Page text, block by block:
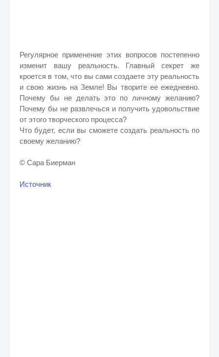
Регулярное применение этих вопросов постепенно
изменит вашу реальность. Главный секрет же
кроется в том, что вы сами создаете эту реальность
и свою жизнь на Земле! Вы творите ее ежедневно.
Почему бы не делать это по личному желанию?
Почему бы не развлечься и получить удовольствие
от этого творческого процесса?
Что будет, если вы сможете создать реальность по
своему желанию?
© Сара Биерман
Источник